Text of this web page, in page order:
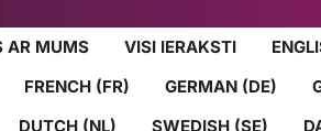
AR MUMS VISI IERAKSTI
FRENCH (FR) GERMAN (DE)
DUTCH (NL) SWEDISH (SE)